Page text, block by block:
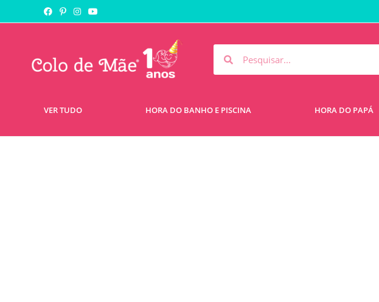
VER TUDO HORA DO BANHO E PISCINA HORA DO PAPÁ